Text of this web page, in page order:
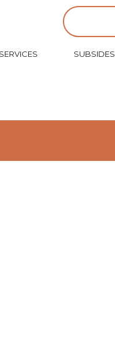
SERVICES SUBSIDES